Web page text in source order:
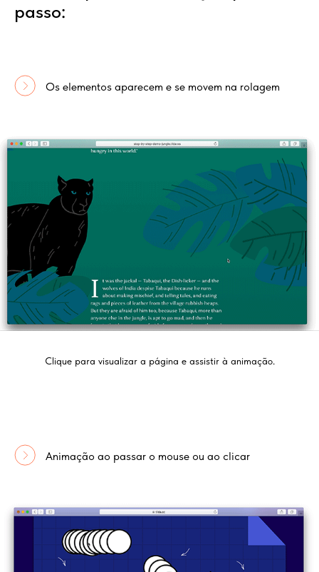
passo:
Os elementos aparecem e se movem na rolagem
Clique para visualizar a página e assistir à animação.
Animação ao passar o mouse ou ao clicar